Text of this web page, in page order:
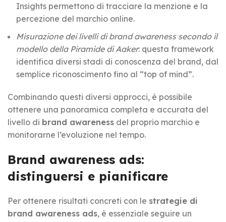
Insights permettono di tracciare la menzione e la
percezione del marchio online.
Misurazione dei livelli di brand awareness secondo il
modello della Piramide di Aaker: questa framework
identifica diversi stadi di conoscenza del brand, dal
semplice riconoscimento fino al “top of mind”.
Combinando questi diversi approcci, è possibile
ottenere una panoramica completa e accurata del
livello di brand awareness del proprio marchio e
monitorarne l’evoluzione nel tempo.
Brand awareness ads:
distinguersi e pianificare
Per ottenere risultati concreti con le strategie di
brand awareness ads, è essenziale seguire un